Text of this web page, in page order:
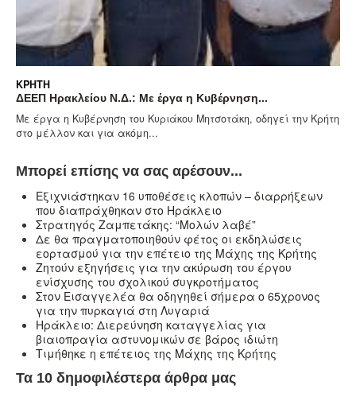
ΚΡΉΤΗ
ΔΕΕΠ Ηρακλείου Ν.Δ.: Με έργα η Κυβέρνηση...
Με έργα η Κυβέρνηση του Κυριάκου Μητσοτάκη, οδηγεί την Κρήτη
στο μέλλον και για ακόμη...
Μπορεί επίσης να σας αρέσουν...
Eξιχνιάστηκαν 16 υποθέσεις κλοπών – διαρρήξεων
που διαπράχθηκαν στο Ηράκλειο
Στρατηγός Ζαμπετάκης: “Μολών λαβέ”
Δε θα πραγματοποιηθούν φέτος οι εκδηλώσεις
εορτασμού για την επέτειο της Μάχης της Κρήτης
Ζητούν εξηγήσεις για την ακύρωση του έργου
ενίσχυσης του σχολικού συγκροτήματος
Στον Εισαγγελέα θα οδηγηθεί σήμερα ο 65χρονος
για την πυρκαγιά στη Λυγαριά
Ηράκλειο: Διερεύνηση καταγγελίας για
βιαιοπραγία αστυνομικών σε βάρος ιδιώτη
Τιμήθηκε η επέτειος της Μάχης της Κρήτης
Τα 10 δημοφιλέστερα άρθρα μας